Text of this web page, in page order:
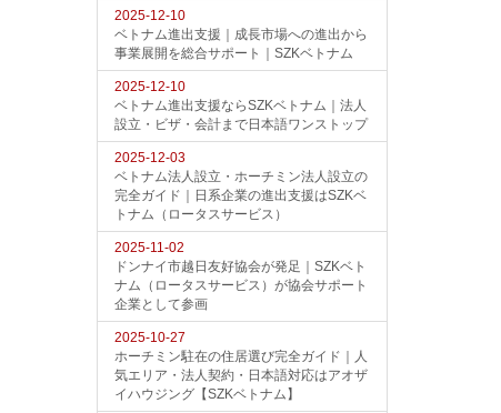
2025-12-10
ベトナム進出支援｜成長市場への進出から
事業展開を総合サポート｜SZKベトナム
2025-12-10
ベトナム進出支援ならSZKベトナム｜法人
設立・ビザ・会計まで日本語ワンストップ
2025-12-03
ベトナム法人設立・ホーチミン法人設立の
完全ガイド｜日系企業の進出支援はSZKベ
トナム（ロータスサービス）
2025-11-02
ドンナイ市越日友好協会が発足｜SZKベト
ナム（ロータスサービス）が協会サポート
企業として参画
2025-10-27
ホーチミン駐在の住居選び完全ガイド｜人
気エリア・法人契約・日本語対応はアオザ
イハウジング【SZKベトナム】